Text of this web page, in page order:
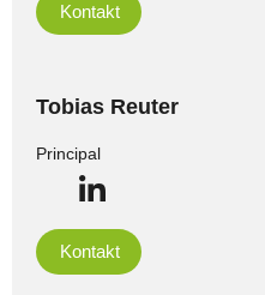
Kontakt
Tobias Reuter
Principal
Kontakt